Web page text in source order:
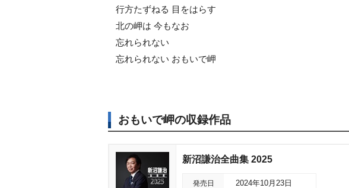
行方たずねる 目をはらす
北の岬は 今もなお
忘れられない
忘れられない おもいで岬
おもいで岬の収録作品
新沼謙治全曲集 2025
発売日 2024年10月23日